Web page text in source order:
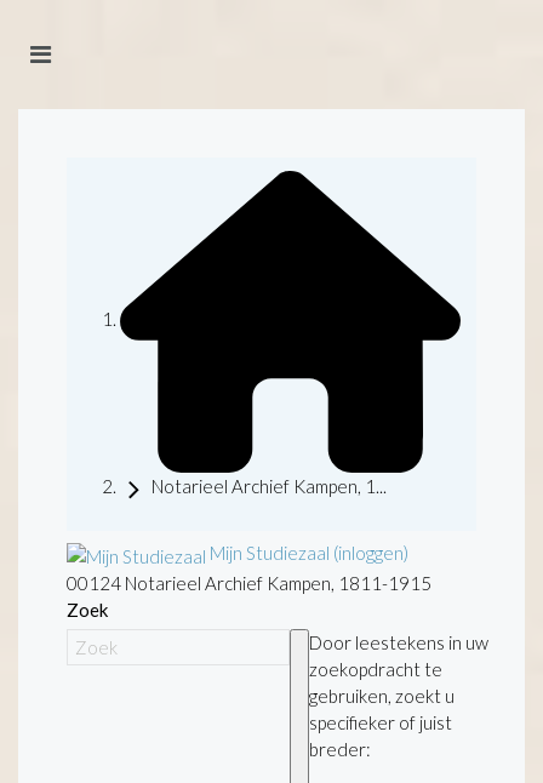
Notarieel Archief Kampen, 1...
Mijn Studiezaal (inloggen)
00124 Notarieel Archief Kampen, 1811-1915
Zoek
Door leestekens in uw
zoekopdracht te
gebruiken, zoekt u
specifieker of juist
breder: